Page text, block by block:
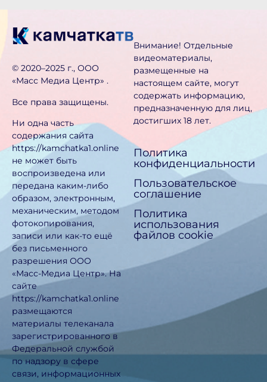
©️ 2020–2025 г., ООО
«Масс Медиа Центр» .
Все права защищены.
Ни одна часть
содержания сайта
https://kamchatka1.online
не может быть
воспроизведена или
передана каким-либо
образом, электронным,
механическим, методом
фотокопирования,
записи или как-то ещё
без письменного
разрешения ООО
«Масс-Медиа Центр». На
сайте
https://kamchatka1.online
размещаются
материалы телеканала
зарегистрированного в
Федеральной службой
по надзору в сфере
связи, информационных
Внимание! Отдельные
видеоматериалы,
размещенные на
настоящем сайте, могут
содержать информацию,
предназначен­ную для лиц,
достигших 18 лет.
Политика
конфиденциальности
Пользовательское
соглашение
Политика
использования
файлов cookie